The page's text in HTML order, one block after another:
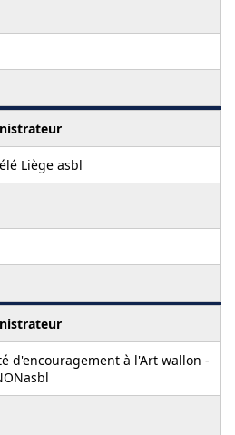
Liège asbl
d'encouragement à l'Art wallon -